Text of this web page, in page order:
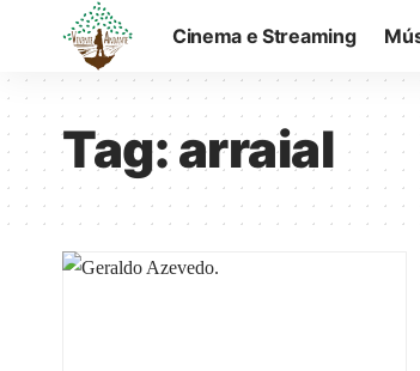
Cinema e Streaming
Tag:arraial